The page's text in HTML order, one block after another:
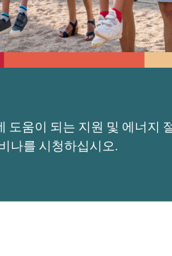
도움이 되는 지원 및 에너지
나를 시청하십시오.